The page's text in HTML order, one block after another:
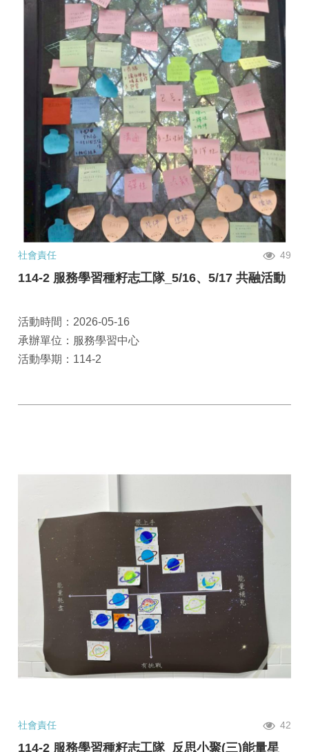
社會責任 49
114-2 服務學習種籽志工隊_5/16、5/17 共融活動
活動時間：2026-05-16
承辦單位：服務學習中心
活動學期：114-2
社會責任 42
114-2 服務學習種籽志工隊_反思小聚(三)能量星